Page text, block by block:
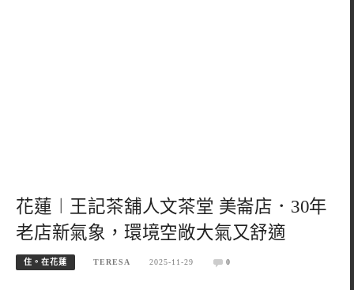
花蓮︱王記茶舖人文茶堂 美崙店．30年
老店新氣象，環境空敞大氣又舒適
住。在花蓮 TERESA 2025-11-29 0